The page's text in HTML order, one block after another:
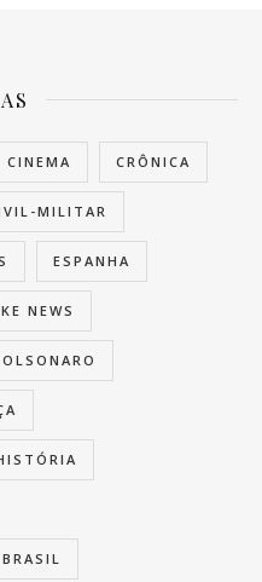
CINEMA CRÔNICA
MILITAR
ESPANHA
NEWS